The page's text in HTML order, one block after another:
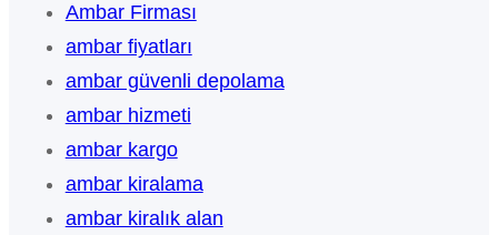
Ambar Firması
ambar fiyatları
ambar güvenli depolama
ambar hizmeti
ambar kargo
ambar kiralama
ambar kiralık alan